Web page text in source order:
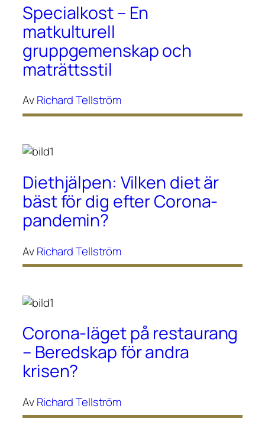
Specialkost – En
matkulturell
gruppgemenskap och
maträttsstil
AvRichard Tellström
Diethjälpen: Vilken diet är
bäst för dig efter Corona-
pandemin?
AvRichard Tellström
Corona-läget på restaurang
– Beredskap för andra
krisen?
AvRichard Tellström